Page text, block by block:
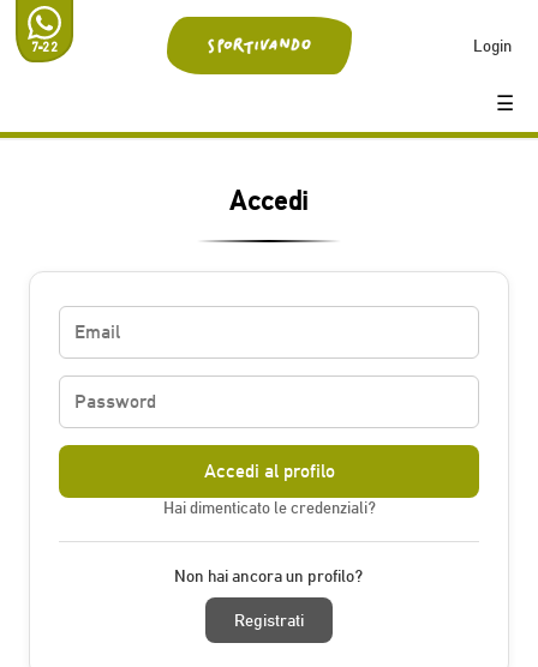
7-22 Login
☰
Accedi
Hai dimenticato le credenziali?
Non hai ancora un profilo?
Registrati